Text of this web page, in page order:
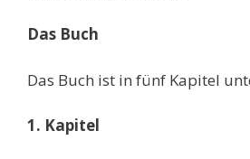
Das Buch
Das Buch ist in fünf Kapitel
1. Kapitel